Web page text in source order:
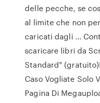
delle pecche, se
al limite che non
caricati dagli …
scaricare libri da
Standard"
Caso Vogliate Solo
Pagina Di